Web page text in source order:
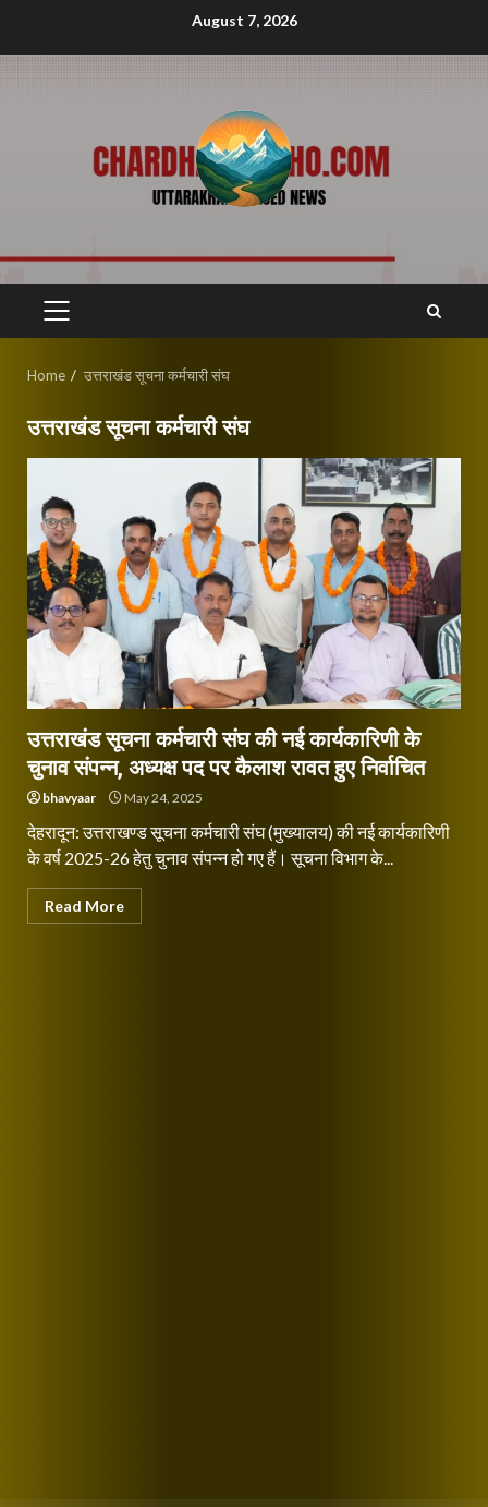
August 7, 2026
PRIMARY
Home उत्तराखंड सूचना कर्मचारी संघ
उत्तराखंड सूचना कर्मचारी संघ
उत्तराखंड सूचना कर्मचारी संघ की नई कार्यकारिणी के
चुनाव संपन्न, अध्यक्ष पद पर कैलाश रावत हुए निर्वाचित
bhavyaar May 24, 2025
देहरादून: उत्तराखण्ड सूचना कर्मचारी संघ (मुख्यालय) की नई कार्यकारिणी
के वर्ष 2025-26 हेतु चुनाव संपन्न हो गए हैं। सूचना विभाग के...
Read More